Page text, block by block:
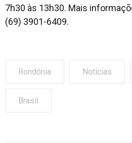
7h30 às 13h30. Mais
(69) 3901-6409.
Rondônia Notícias
Brasil